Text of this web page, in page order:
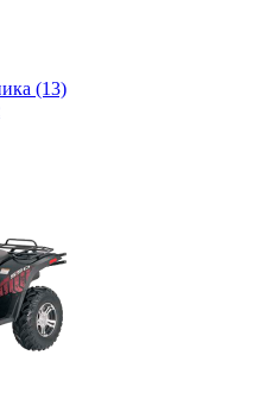
(13)